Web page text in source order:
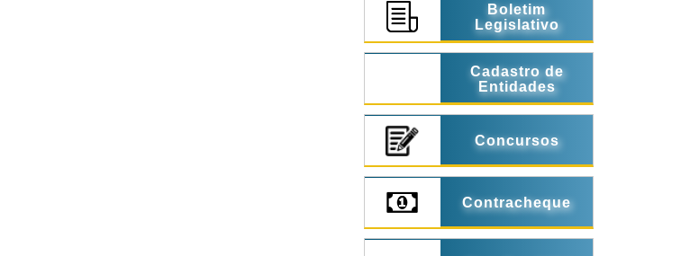
Boletim
Legislativo
Cadastro de
Entidades
Concursos
Contracheque